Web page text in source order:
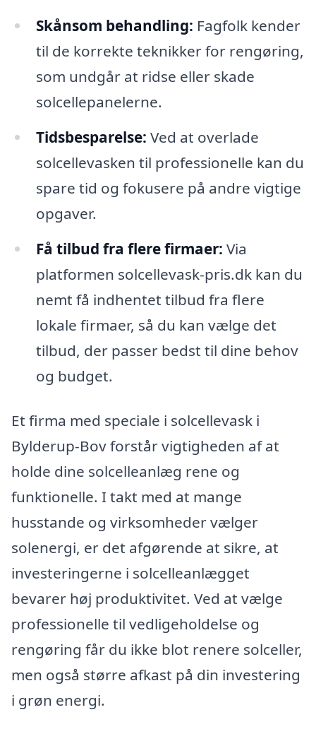
Skånsom behandling: Fagfolk kender
til de korrekte teknikker for rengøring,
som undgår at ridse eller skade
solcellepanelerne.
Tidsbesparelse: Ved at overlade
solcellevasken til professionelle kan du
spare tid og fokusere på andre vigtige
opgaver.
Få tilbud fra flere firmaer: Via
platformen solcellevask-pris.dk kan du
nemt få indhentet tilbud fra flere
lokale firmaer, så du kan vælge det
tilbud, der passer bedst til dine behov
og budget.
Et firma med speciale i solcellevask i
Bylderup-Bov forstår vigtigheden af at
holde dine solcelleanlæg rene og
funktionelle. I takt med at mange
husstande og virksomheder vælger
solenergi, er det afgørende at sikre, at
investeringerne i solcelleanlægget
bevarer høj produktivitet. Ved at vælge
professionelle til vedligeholdelse og
rengøring får du ikke blot renere solceller,
men også større afkast på din investering
i grøn energi.